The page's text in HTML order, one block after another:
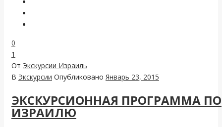
0
1
От Экскурсии Израиль
В Экскурсии Опубликовано Январь 23, 2015
ЭКСКУРСИОННАЯ ПРОГРАММА ПО
ИЗРАИЛЮ